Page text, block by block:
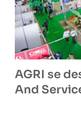
AGRI se
And